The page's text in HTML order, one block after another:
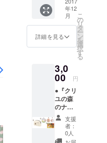
ネスの第一
歩を踏み出
したいで
す！
サイズ
トート
バック
（W30×
H20×D
10cm）
コット
ン生地
※写真は
イメー
ジで絵
柄の大
きさや
位置は
多少異
なる場
年12
月
詳細を見る
こ
の
リ
タ
ー
ン
を
選
択
す
る
3,0
00 円
●『クリ
ユの森
のナル
ビィ』
グッズ
【B】
セット
支援
者：
0人